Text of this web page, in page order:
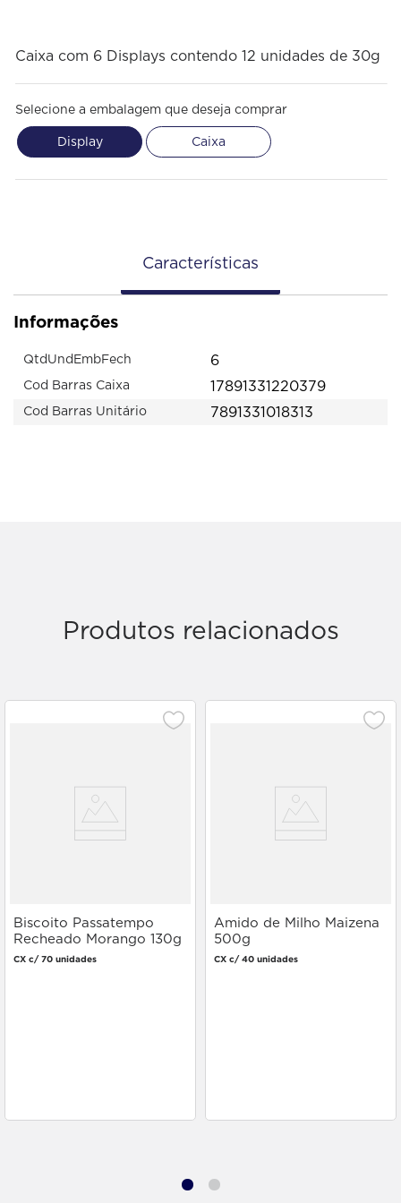
Caixa com 6 Displays contendo 12 unidades de 30g
Selecione a embalagem que deseja comprar
Display Caixa
Características
Informações
QtdUndEmbFech 6
Cod Barras Caixa 17891331220379
Cod Barras Unitário 7891331018313
Produtos relacionados
Biscoito Passatempo
Recheado Morango 130g
CX c/ 70 unidades
Amido de Milho Maizena
500g
CX c/ 40 unidades